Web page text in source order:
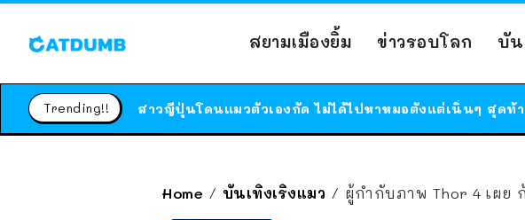
สยามเมืองยิ้ม ข่าวรอบโลก บัน
Trending!!
Home / บันเทิงเริงแมว / ผู้กำกับภาพ Thor 4 เผย